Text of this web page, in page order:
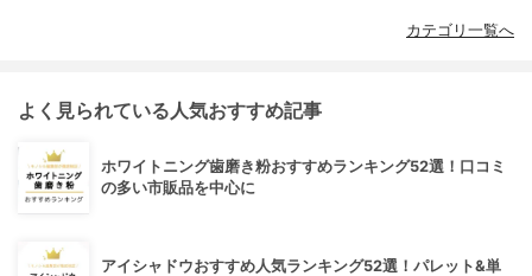
カテゴリ一覧へ
よく見られている人気おすすめ記事
ホワイトニング歯磨き粉おすすめランキング52選！口コミ
の多い市販品を中心に
アイシャドウおすすめ人気ランキング52選！パレット&単